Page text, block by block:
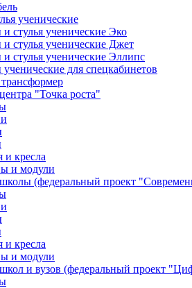
ученические
стулья ученические Эко
стулья ученические Джет
стулья ученические Эллипс
для спецкабинетов
"Точка роста"
и кресла
и модули
(федеральный проект
и кресла
и модули
и вузов (федеральный проект